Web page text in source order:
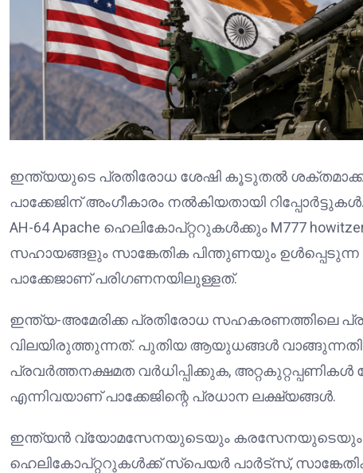
ഇന്ത്യയുടെ പ്രതിരോധ ശേഷി കൂടുതൽ
പാക്കേജിന് അംഗീകാരം നൽകിയതായി
AH-64 Apache ഹെലികോപ്റ്ററുകൾക്കും M777
സഹായങ്ങളും സാങ്കേതിക പിന്തുണയും
പാക്കേജാണ് പരിഗണനയിലുള്ളത്.
ഇന്ത്യ-അമേരിക്ക പ്രതിരോധ സഹകരണത്തിലെ
വിലയിരുത്തുന്നത്. പുതിയ ആയുധങ്ങൾ
പ്രവർത്തനക്ഷമത വർധിപ്പിക്കുക,
എന്നിവയാണ് പാക്കേജിന്റെ പ്രധാന ലക്ഷ്യങ്ങൾ.
ഇന്ത്യൻ വ്യോമസേനയുടെയും കരസേനയുടെയും
ഹെലികോപ്റ്ററുകൾക്ക് സ്പെയർ പാർട്സ്,